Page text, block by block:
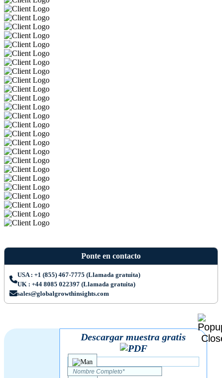
Ponte en contacto
USA : +1 (855) 467-7775 (Llamada gratuita)
UK : +44 8085 022397 (Llamada gratuita)
sales@globalgrowthinsights.com
Descargar muestra gratis